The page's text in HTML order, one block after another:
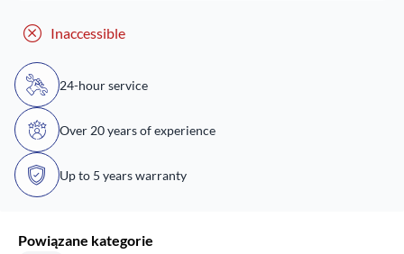
Inaccessible
24-hour service
Over 20 years of experience
Up to 5 years warranty
Powiązane kategorie